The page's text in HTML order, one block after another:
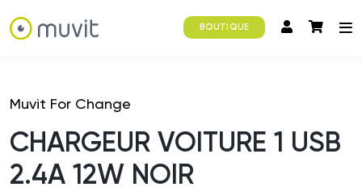
BOUTIQUE
Muvit For Change
CHARGEUR VOITURE 1 USB
2.4A 12W NOIR